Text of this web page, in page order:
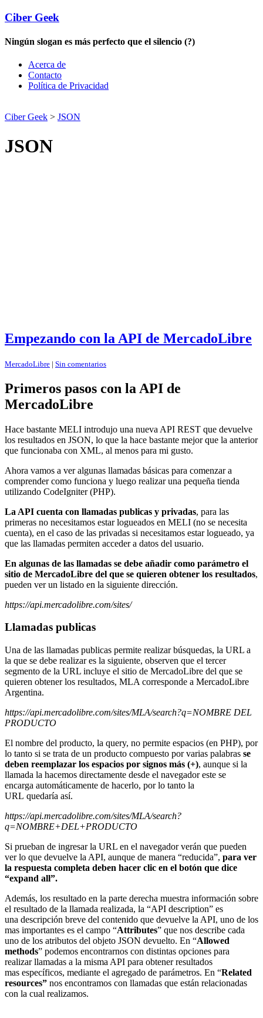
Ciber Geek
Ningún slogan es más perfecto que el silencio (?)
Acerca de
Contacto
Política de Privacidad
Ciber Geek > JSON
JSON
Empezando con la API de MercadoLibre
MercadoLibre | Sin comentarios
Primeros pasos con la API de
MercadoLibre
Hace bastante MELI introdujo una nueva API REST que devuelve
los resultados en JSON, lo que la hace bastante mejor que la anterior
que funcionaba con XML, al menos para mi gusto.
Ahora vamos a ver algunas llamadas básicas para comenzar a
comprender como funciona y luego realizar una pequeña tienda
utilizando CodeIgniter (PHP).
La API cuenta con llamadas publicas y privadas, para las
primeras no necesitamos estar logueados en MELI (no se necesita
cuenta), en el caso de las privadas si necesitamos estar logueado, ya
que las llamadas permiten acceder a datos del usuario.
En algunas de las llamadas se debe añadir como parámetro el
sitio de MercadoLibre del que se quieren obtener los resultados,
pueden ver un listado en la siguiente dirección.
https://api.mercadolibre.com/sites/
Llamadas publicas
Una de las llamadas publicas permite realizar búsquedas, la URL a
la que se debe realizar es la siguiente, observen que el tercer
segmento de la URL incluye el sitio de MercadoLibre del que se
quieren obtener los resultados, MLA corresponde a MercadoLibre
Argentina.
https://api.mercadolibre.com/sites/MLA/search?q=NOMBRE DEL
PRODUCTO
El nombre del producto, la query, no permite espacios (en PHP), por
lo tanto si se trata de un producto compuesto por varias palabras se
deben reemplazar los espacios por signos más (+), aunque si la
llamada la hacemos directamente desde el navegador este se
encarga automáticamente de hacerlo, por lo tanto la
URL quedaría así.
https://api.mercadolibre.com/sites/MLA/search?
q=NOMBRE+DEL+PRODUCTO
Si prueban de ingresar la URL en el navegador verán que pueden
ver lo que devuelve la API, aunque de manera “reducida”, para ver
la respuesta completa deben hacer clic en el botón que dice
“expand all”.
Además, los resultado en la parte derecha muestra información sobre
el resultado de la llamada realizada, la “API description” es
una descripción breve del contenido que devuelve la API, uno de los
mas importantes es el campo “Attributes” que nos describe cada
uno de los atributos del objeto JSON devuelto. En “Allowed
methods” podemos encontrarnos con distintas opciones para
realizar llamadas a la misma API para obtener resultados
mas específicos, mediante el agregado de parámetros. En “Related
resources” nos encontramos con llamadas que están relacionadas
con la cual realizamos.